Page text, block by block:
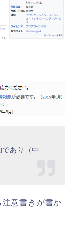
あり（中
意書きが書か